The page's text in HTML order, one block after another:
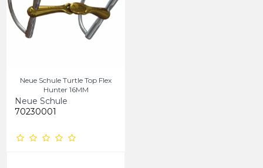
Neue Schule Turtle Top Flex
Hunter 16MM
Neue Schule
70230001